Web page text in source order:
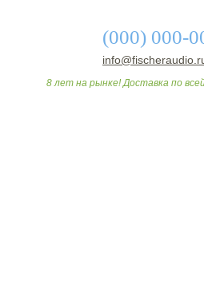
(000) 000-
8 лет на рынке! Доставка по